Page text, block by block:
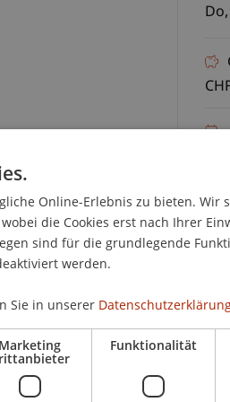
Bankrechtsforum
und in diesem
und
den Austausch zu
und Praxis.
neue rechtliche
daher neben
und EWR-
Online-Erlebnis zu bieten. Wir
die Cookies erst nach Ihrer
sind für die grundlegende
werden.
Sie in unserer
Marketing Funktionalität